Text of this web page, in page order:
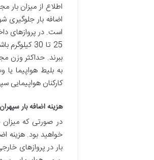
اطلاع از میزان بار
اضافه بار جلوگیری
25 تا 30
به بلیط هواپیما
کارکنان هواپیمایی
هزینه اضافه بار سپهران
در صورتی که میزان
خواهید بود. هزینه
بار در پروازهای